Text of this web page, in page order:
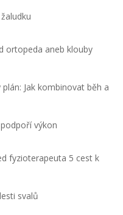
ortopeda aneb klouby
Jak kombinovat běh a
výkon
fyzioterapeuta 5 cest k
svalů